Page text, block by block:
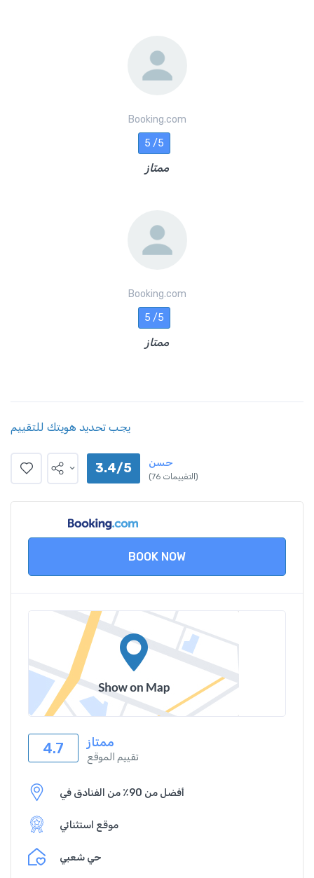
Booking.com
5 /5
ممتاز
Booking.com
5 /5
ممتاز
يجب تحديد هويتك للتقييم
3.4/5 حسن
(76 التقييمات)
BOOK NOW
4.7 ممتاز
تقييم الموقع
أفضل من 90٪ من الفنادق في
موقع استثنائي
حي شعبي